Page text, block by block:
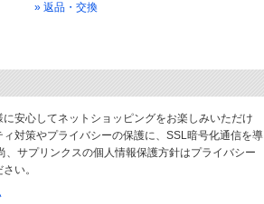
» 返品・交換
安心してネットショッピングをお楽しみいただけ
ィ対策やプライバシーの保護に、SSL暗号化通信を導
、サプリンクスの個人情報保護方針はプライバシー
い。